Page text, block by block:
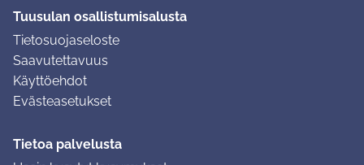
Tuusulan osallistumisalusta
Tietosuojaseloste
Saavutettavuus
Käyttöehdot
Evästeasetukset
Tietoa palvelusta